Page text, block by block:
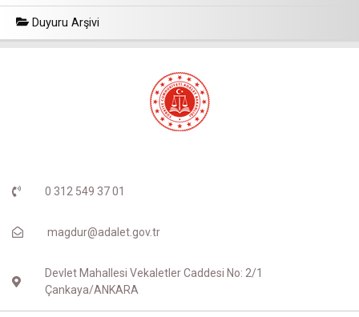
Duyuru Arşivi
0 312 549 37 01
magdur@adalet.gov.tr
Devlet Mahallesi Vekaletler Caddesi No: 2/1
Çankaya/ANKARA